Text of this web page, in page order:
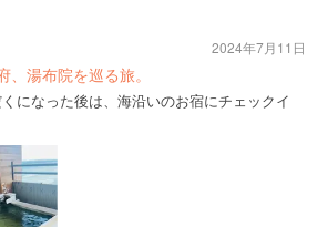
湯布院を巡る旅。
になった後は、海沿いのお宿にチェックイ
2024年7月11日